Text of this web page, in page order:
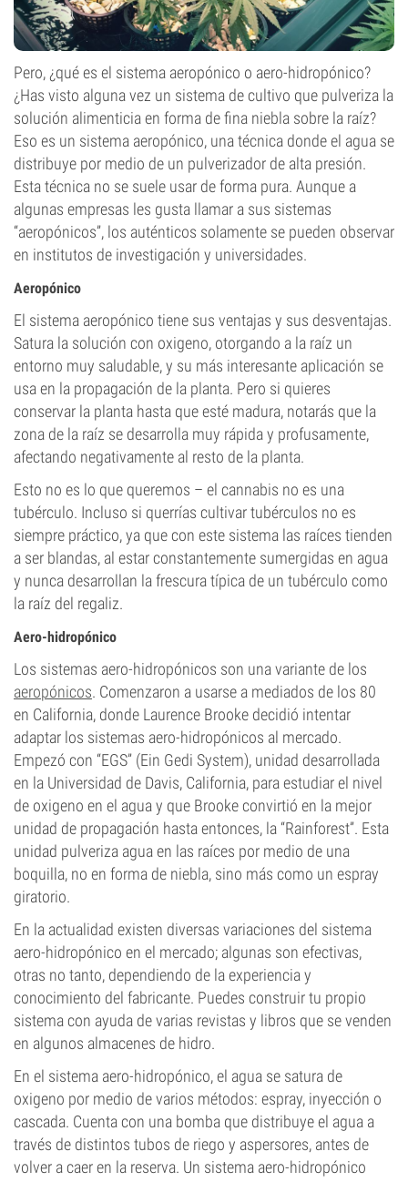
Pero, ¿qué es el sistema aeropónico o aero-hidropónico?
¿Has visto alguna vez un sistema de cultivo que pulveriza la
solución alimenticia en forma de fina niebla sobre la raíz?
Eso es un sistema aeropónico, una técnica donde el agua se
distribuye por medio de un pulverizador de alta presión.
Esta técnica no se suele usar de forma pura. Aunque a
algunas empresas les gusta llamar a sus sistemas
“aeropónicos”, los auténticos solamente se pueden observar
en institutos de investigación y universidades.
Aeropónico
El sistema aeropónico tiene sus ventajas y sus desventajas.
Satura la solución con oxigeno, otorgando a la raíz un
entorno muy saludable, y su más interesante aplicación se
usa en la propagación de la planta. Pero si quieres
conservar la planta hasta que esté madura, notarás que la
zona de la raíz se desarrolla muy rápida y profusamente,
afectando negativamente al resto de la planta.
Esto no es lo que queremos – el cannabis no es una
tubérculo. Incluso si querrías cultivar tubérculos no es
siempre práctico, ya que con este sistema las raíces tienden
a ser blandas, al estar constantemente sumergidas en agua
y nunca desarrollan la frescura típica de un tubérculo como
la raíz del regaliz.
Aero-hidropónico
Los sistemas aero-hidropónicos son una variante de los
aeropónicos. Comenzaron a usarse a mediados de los 80
en California, donde Laurence Brooke decidió intentar
adaptar los sistemas aero-hidropónicos al mercado.
Empezó con “EGS” (Ein Gedi System), unidad desarrollada
en la Universidad de Davis, California, para estudiar el nivel
de oxigeno en el agua y que Brooke convirtió en la mejor
unidad de propagación hasta entonces, la “Rainforest”. Esta
unidad pulveriza agua en las raíces por medio de una
boquilla, no en forma de niebla, sino más como un espray
giratorio.
En la actualidad existen diversas variaciones del sistema
aero-hidropónico en el mercado; algunas son efectivas,
otras no tanto, dependiendo de la experiencia y
conocimiento del fabricante. Puedes construir tu propio
sistema con ayuda de varias revistas y libros que se venden
en algunos almacenes de hidro.
En el sistema aero-hidropónico, el agua se satura de
oxigeno por medio de varios métodos: espray, inyección o
cascada. Cuenta con una bomba que distribuye el agua a
través de distintos tubos de riego y aspersores, antes de
volver a caer en la reserva. Un sistema aero-hidropónico